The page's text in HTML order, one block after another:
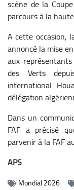
scène de la
parcours à la
A cette occasion,
annoncé la mise
aux
des Verts
international
délégation
Dans un
FAF a précisé
parvenir à la FAF
APS
Mondial 2026